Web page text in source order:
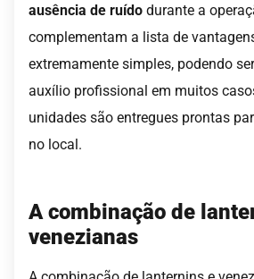
ausência de ruído durante a
complementam a lista de
extremamente simples, podendo
auxílio profissional em muitos
unidades são entregues prontas
no local.
A combinação de
venezianas